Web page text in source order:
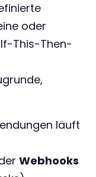
oder
This-Then-
läuft
Webhooks